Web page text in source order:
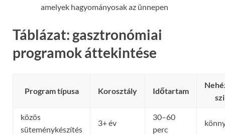
amelyek hagyományosak az ünnepen
Táblázat: gasztronómiai
programok áttekintése
Program típusa Korosztály Időtartam
közös
süteménykészítés
3+ év
30–60
perc